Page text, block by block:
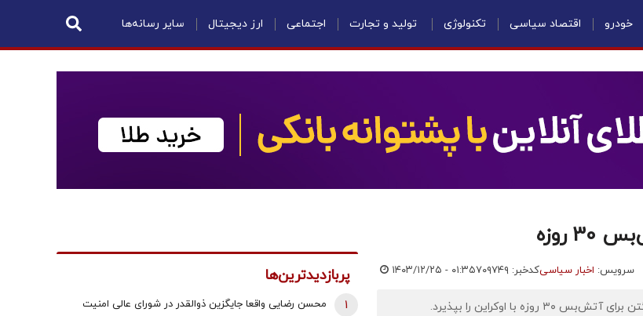
خودرو اقتصاد سیاسی تکنولوژی تولید و تجارت اجتماعی ارز دیجیتال سایر رسانه‌ها
سرویس: اخبار سیاسیکدخبر: ۷۰۹۷۴۹ ۱۴۰۳/۱۲/۲۵ - ۰۱:۳۵
اوکراین را بپذیرد.
پربازدیدترین‌ها
محسن رضایی واقعا جایگزین ذوالقدر در شورای عالی امنیت
1